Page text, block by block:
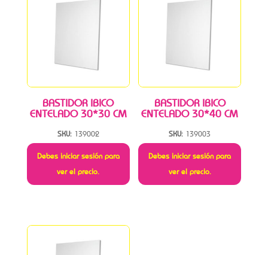
BASTIDOR IBICO
ENTELADO 30*30 CM
SKU: 139002
Debes iniciar sesión para
ver el precio.
BASTIDOR IBICO
ENTELADO 30*40 CM
SKU: 139003
Debes iniciar sesión para
ver el precio.